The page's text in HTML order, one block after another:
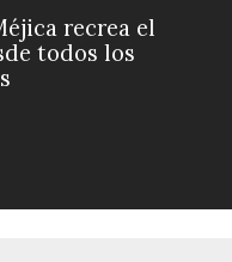
recrea el
todos los